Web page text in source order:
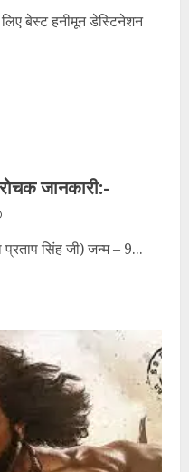
बेस्ट हनीमून डेस्टिनेशन
जानकारी:-
प्रताप सिंह जी) जन्म – 9...